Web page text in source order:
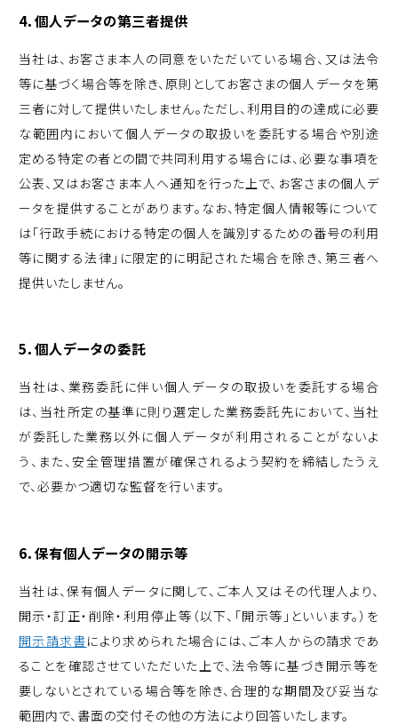
4．個人データの第三者提供
当社は、お客さま本人の同意をいただいている場合、又は法令
等に基づく場合等を除き、原則としてお客さまの個人データを第
三者に対して提供いたしません。ただし、利用目的の達成に必要
な範囲内において個人データの取扱いを委託する場合や別途
定める特定の者との間で共同利用する場合には、必要な事項を
公表、又はお客さま本人へ通知を行った上で、お客さまの個人デ
ータを提供することがあります。なお、特定個人情報等について
は「行政手続における特定の個人を識別するための番号の利用
等に関する法律」に限定的に明記された場合を除き、第三者へ
提供いたしません。
5．個人データの委託
当社は、業務委託に伴い個人データの取扱いを委託する場合
は、当社所定の基準に則り選定した業務委託先において、当社
が委託した業務以外に個人データが利用されることがないよ
う、また、安全管理措置が確保されるよう契約を締結したうえ
で、必要かつ適切な監督を行います。
6．保有個人データの開示等
当社は、保有個人データに関して、ご本人又はその代理人より、
開示・訂正・削除・利用停止等（以下、「開示等」といいます。）を
開示請求書により求められた場合には、ご本人からの請求であ
ることを確認させていただいた上で、法令等に基づき開示等を
要しないとされている場合等を除き、合理的な期間及び妥当な
範囲内で、書面の交付その他の方法により回答いたします。